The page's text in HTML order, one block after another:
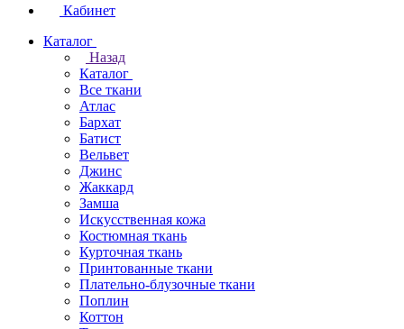
Кабинет
Каталог
Назад
Каталог
Все ткани
Атлас
Бархат
Батист
Вельвет
Джинс
Жаккард
Замша
Искусственная кожа
Костюмная ткань
Курточная ткань
Принтованные ткани
Плательно-блузочные ткани
Поплин
Коттон